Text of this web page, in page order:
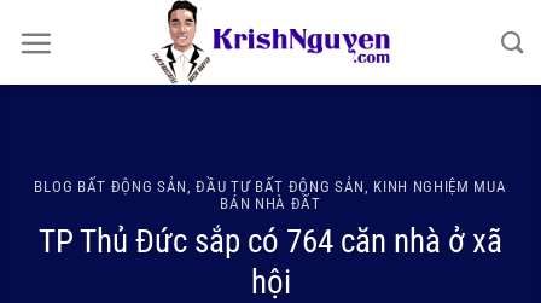
qua
nội
BLOG BẤT ĐỘNG SẢN ,ĐẦU TƯ BẤT ĐỘNG SẢN
KINH NGHIỆM MUA
BÁN NHÀ ĐẤT
TP Thủ Đức sắp có 764 căn nhà ở xã
hội